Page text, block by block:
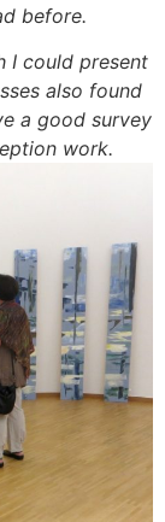
before.
I could present
also found
a good survey
work.